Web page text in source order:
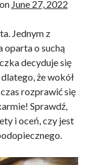
Wellness
Wellness
Emotional Stability
on June 27, 2022
Jednym z
oparta o suchą
decyduje się
że wokół
rozprawić się
Sprawdź,
i oceń, czy jest